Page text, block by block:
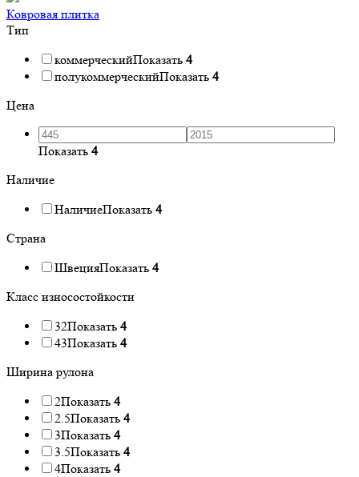
Ковровая плитка
Тип
коммерческийПоказать 4
полукоммерческийПоказать 4
Цена
Показать 4
Наличие
НаличиеПоказать 4
Страна
ШвецияПоказать 4
Класс износостойкости
32Показать 4
43Показать 4
Ширина рулона
2Показать 4
2.5Показать 4
3Показать 4
3.5Показать 4
4Показать 4